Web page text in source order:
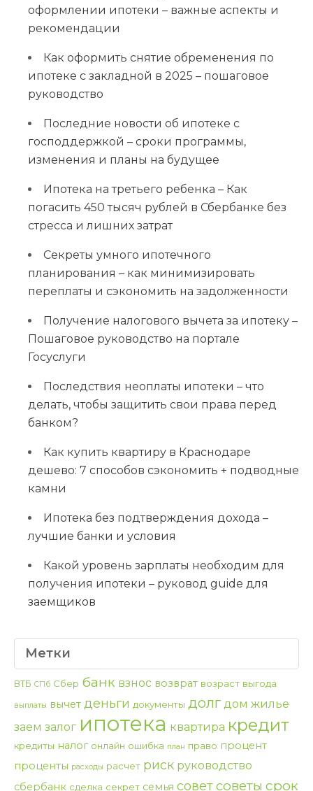
оформлении ипотеки – важные аспекты и
рекомендации
Как оформить снятие обременения по
ипотеке с закладной в 2025 – пошаговое
руководство
Последние новости об ипотеке с
господдержкой – сроки программы,
изменения и планы на будущее
Ипотека на третьего ребенка – Как
погасить 450 тысяч рублей в Сбербанке без
стресса и лишних затрат
Секреты умного ипотечного
планирования – как минимизировать
переплаты и сэкономить на задолженности
Получение налогового вычета за ипотеку –
Пошаговое руководство на портале
Госуслуги
Последствия неоплаты ипотеки – что
делать, чтобы защитить свои права перед
банком?
Как купить квартиру в Краснодаре
дешево: 7 способов сэкономить + подводные
камни
Ипотека без подтверждения дохода –
лучшие банки и условия
Какой уровень зарплаты необходим для
получения ипотеки – руковод guide для
заемщиков
Метки
ВТБ СПб Сбер банк взнос возврат возраст выгода
выплаты вычет деньги документы долг дом жилье
заем залог ипотека квартира кредит
кредиты налог онлайн ошибка план право процент
проценты расходы расчет риск руководство
сбербанк сделка секрет семья советсоветы срок